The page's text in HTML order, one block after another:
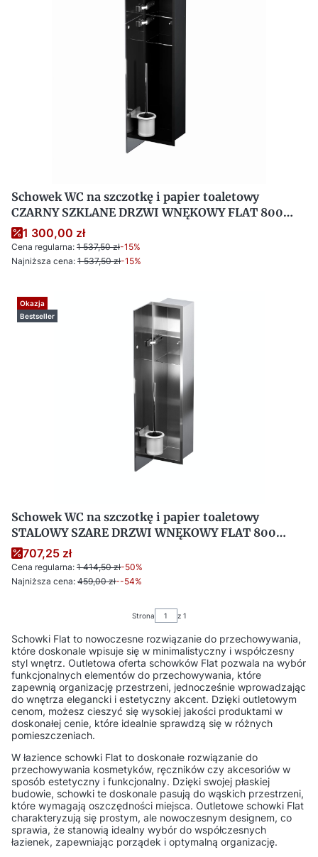
Schowek WC na szczotkę i papier toaletowy
CZARNY SZKLANE DRZWI WNĘKOWY FLAT 800
LEWY OUTLET
1 300,00 zł
Cena regularna: 1 537,50 zł-15%
Najniższa cena: 1 537,50 zł-15%
Okazja
Bestseller
Schowek WC na szczotkę i papier toaletowy
STALOWY SZARE DRZWI WNĘKOWY FLAT 800
LEWY OUTLET
707,25 zł
Cena regularna: 1 414,50 zł-50%
Najniższa cena: 459,00 zł--54%
Strona z 1
Schowki Flat to nowoczesne rozwiązanie do przechowywania,
które doskonale wpisuje się w minimalistyczny i współczesny
styl wnętrz. Outletowa oferta schowków Flat pozwala na wybór
funkcjonalnych elementów do przechowywania, które
zapewnią organizację przestrzeni, jednocześnie wprowadzając
do wnętrza elegancki i estetyczny akcent. Dzięki outletowym
cenom, możesz cieszyć się wysokiej jakości produktami w
doskonałej cenie, które idealnie sprawdzą się w różnych
pomieszczeniach.
W łazience schowki Flat to doskonałe rozwiązanie do
przechowywania kosmetyków, ręczników czy akcesoriów w
sposób estetyczny i funkcjonalny. Dzięki swojej płaskiej
budowie, schowki te doskonale pasują do wąskich przestrzeni,
które wymagają oszczędności miejsca. Outletowe schowki Flat
charakteryzują się prostym, ale nowoczesnym designem, co
sprawia, że stanowią idealny wybór do współczesnych
łazienek, zapewniając porządek i optymalną organizację.